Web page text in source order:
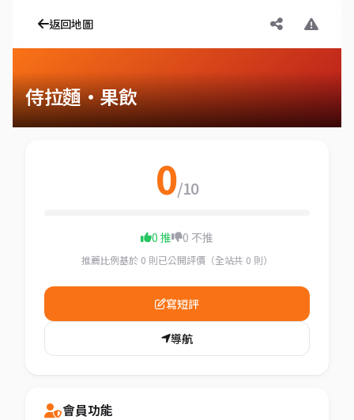
返回地圖
侍拉麵‧果飲
0/10
0 推 0 不推
推薦比例基於 0 則已公開評價（全站共 0 則）
寫短評
導航
會員功能